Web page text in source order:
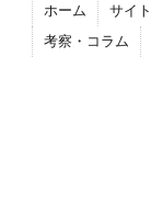
ホーム サイ
考察・コラム